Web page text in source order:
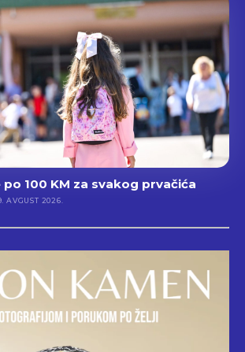
100 KM za svakog prvačića
AVGUST 2026.